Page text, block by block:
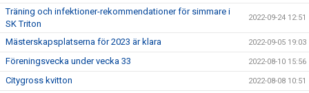
Träning och infektioner-rekommendationer för simmare i
SK Triton
2022-09-24 12:51
Mästerskapsplatserna för 2023 är klara 2022-09-05 19:03
Föreningsvecka under vecka 33 2022-08-10 15:56
Citygross kvitton 2022-08-08 10:51